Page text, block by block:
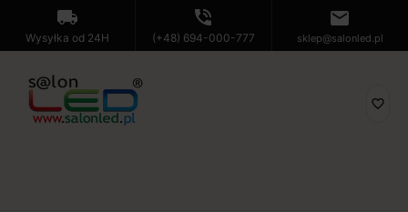
local_shipping
Wysyłka od 24H
phone_in_talk
(+48) 694-000-777
mail
sklep@salonled.pl
favorite_border